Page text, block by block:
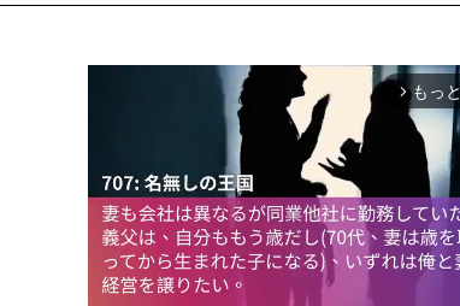
arrow_forward_ios もっ